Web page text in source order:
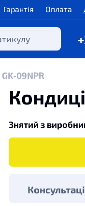
Гарантія Оплата
09NPR
Знятий з